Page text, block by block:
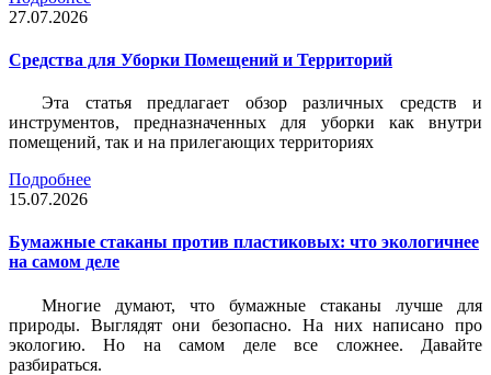
27.07.2026
Средства для Уборки Помещений и Территорий
Эта статья предлагает обзор различных средств и
инструментов, предназначенных для уборки как внутри
помещений, так и на прилегающих территориях
Подробнее
15.07.2026
Бумажные стаканы против пластиковых: что экологичнее
на самом деле
Многие думают, что бумажные стаканы лучше для
природы. Выглядят они безопасно. На них написано про
экологию. Но на самом деле все сложнее. Давайте
разбираться.